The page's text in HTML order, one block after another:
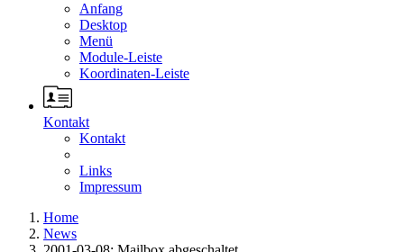
Anfang
Desktop
Menü
Module-Leiste
Koordinaten-Leiste
Kontakt
Kontakt
Links
Impressum
Home
News